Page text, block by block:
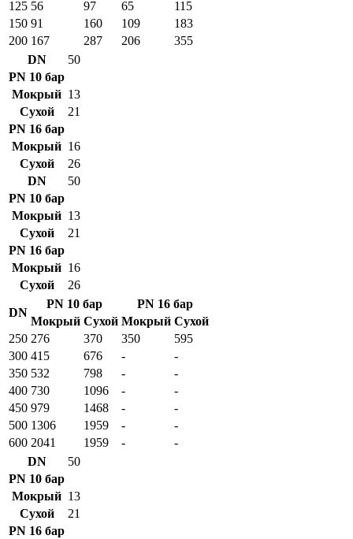
125 56 97 65
115
150 91 160 109
183
200 167 287 206
355
DN
50
PN 10 бар
Мокрый 13
Сухой
21
PN 16 бар
Мокрый 16
Сухой
26
DN
50
PN 10 бар
Мокрый 13
Сухой
21
PN 16 бар
Мокрый 16
Сухой
26
DN
PN 10 бар
PN 16 бар
Мокрый Сухой Мокрый Сухой
250 276 370 350
595
300 415 676 -
-
350 532 798 -
-
400 730 1096 -
-
450 979 1468 -
-
500 1306 1959 -
-
600 2041 1959 -
-
DN
50
PN 10 бар
Мокрый 13
Сухой
21
PN 16 бар